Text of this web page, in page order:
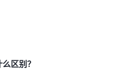
区别？